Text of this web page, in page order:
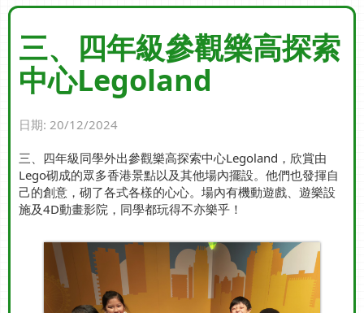
三、四年級參觀樂高探索
中心Legoland
日期: 20/12/2024
三、四年級同學外出參觀樂高探索中心Legoland，欣賞由
Lego砌成的眾多香港景點以及其他場內擺設。他們也發揮自
己的創意，砌了各式各樣的心心。場內有機動遊戲、遊樂設
施及4D動畫影院，同學都玩得不亦樂乎！